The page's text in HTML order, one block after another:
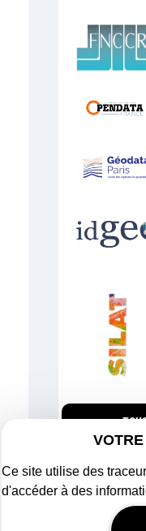
Ce site utilise des
d'accéder à des